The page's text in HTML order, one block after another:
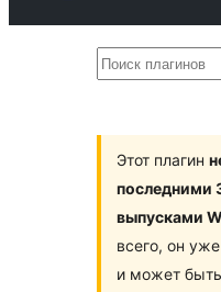
Поиск
Этот плагин
последними
выпусками
всего, он
и может